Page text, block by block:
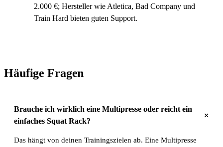
2.000 €; Hersteller wie Atletica, Bad Company und
Train Hard bieten guten Support.
Häufige Fragen
Brauche ich wirklich eine Multipresse oder reicht ein
einfaches Squat Rack?
+
Das hängt von deinen Trainingszielen ab. Eine Multipresse